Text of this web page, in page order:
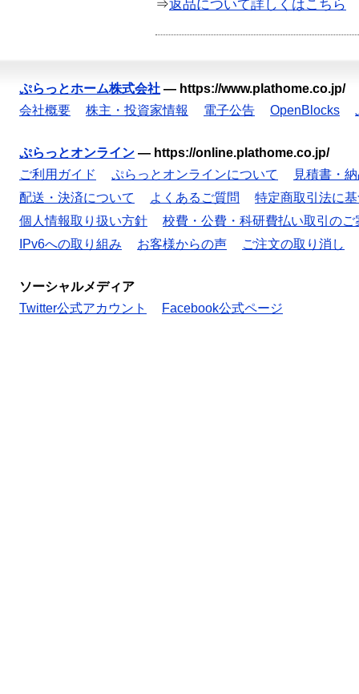
⇒返品について詳しくはこちら
ぷらっとホーム株式会社 — https://www.plathome.co.jp/
会社概要
株主・投資家情報 電子公告 OpenBlocks
ぷらっとオンライン — https://online.plathome.co.jp/
ご利用ガイド
ぷらっとオンラインについて
見積書・
配送・決済について
よくあるご質問
特定商取引法に
個人情報取り扱い方針
校費・公費・科研費払い取引のご
IPv6への取り組み
お客様からの声 ご注文の取り消し
ソーシャルメディア
Twitter公式アカウント
Facebook公式ページ